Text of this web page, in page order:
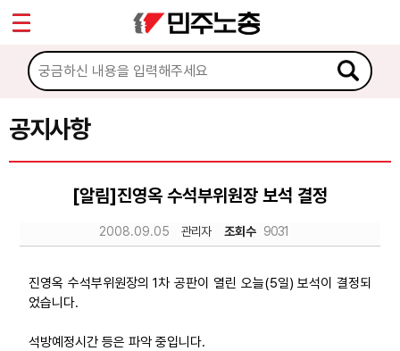
공지사항
[알림]진영옥 수석부위원장 보석 결정
2008.09.05 관리자 조회수 9031
진영옥 수석부위원장의 1차 공판이 열린 오늘(5일) 보석이 결정되
었습니다.
석방예정시간 등은 파악 중입니다.
마이페이지
소개
소식
공지사항
노동상담
자료
Sketchbook5, 스케치북5
Sketchbook5, 스케치북5